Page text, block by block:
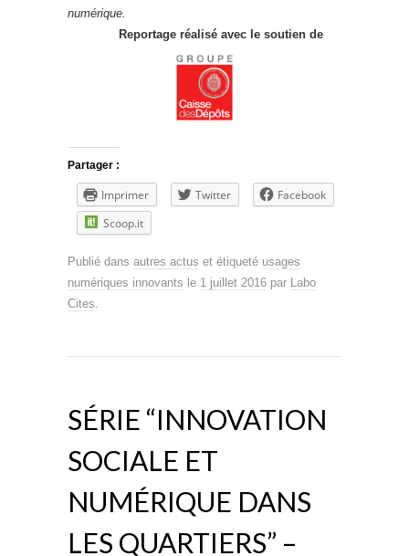
numérique.
Reportage réalisé avec le soutien de
Partager :
Imprimer Twitter
Facebook
Scoop.it
Publié dans autres actus et étiqueté usages
numériques innovants le 1 juillet 2016 par Labo
Cites.
SÉRIE “INNOVATION
SOCIALE ET
NUMÉRIQUE DANS
LES QUARTIERS” –